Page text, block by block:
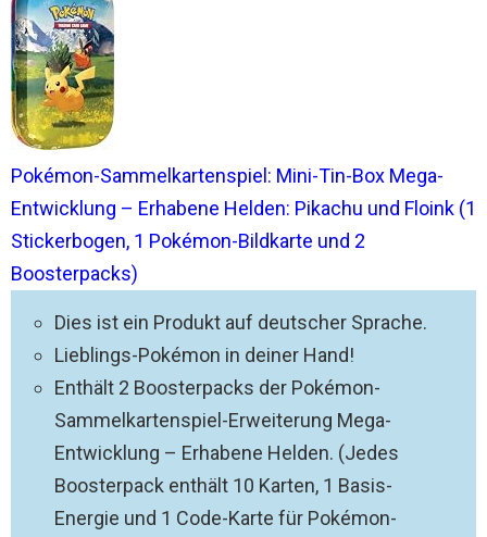
Pokémon-Sammelkartenspiel: Mini-Tin-Box Mega-
Entwicklung – Erhabene Helden: Pikachu und Floink (1
Stickerbogen, 1 Pokémon-Bildkarte und 2
Boosterpacks)
Dies ist ein Produkt auf deutscher Sprache.
Lieblings-Pokémon in deiner Hand!
Enthält 2 Boosterpacks der Pokémon-
Sammelkartenspiel-Erweiterung Mega-
Entwicklung – Erhabene Helden. (Jedes
Boosterpack enthält 10 Karten, 1 Basis-
Energie und 1 Code-Karte für Pokémon-